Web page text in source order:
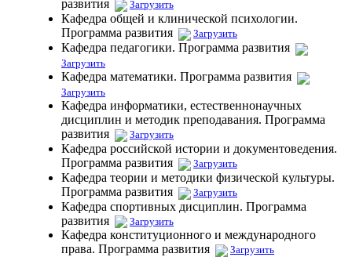
развития
Загрузить
Кафедра общей и клинической психологии.
Программа развития
Загрузить
Кафедра педагогики. Программа развития
Загрузить
Кафедра математики. Программа развития
Загрузить
Кафедра информатики, естественнонаучных
дисциплин и методик преподавания. Программа
развития
Загрузить
Кафедра российской истории и документоведения.
Программа развития
Загрузить
Кафедра теории и методики физической культуры.
Программа развития
Загрузить
Кафедра спортивных дисциплин. Программа
развития
Загрузить
Кафедра конституционного и международного
права. Программа развития
Загрузить